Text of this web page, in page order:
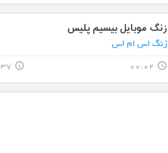
زنگ موبایل بیسیم پلیس
زنگ اس ام اس
query_builder
00:02 37 کیلوبایت info_outline